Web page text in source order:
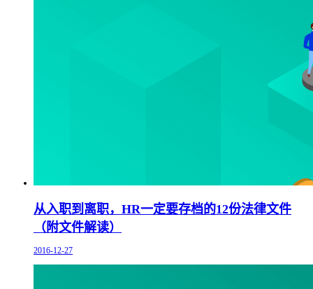
从入职到离职，HR一定要存档的12份法律文件
（附文件解读）
2016-12-27